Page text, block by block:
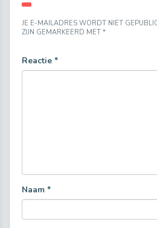
JE E-MAILADRES WORDT NIET
ZIJN GEMARKEERD MET *
Reactie *
Naam *